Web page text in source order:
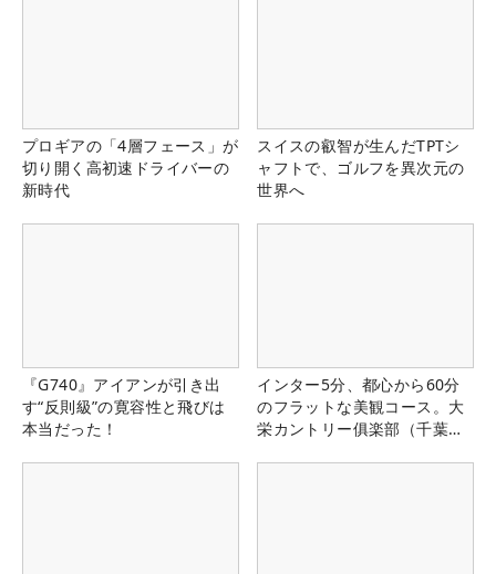
プロギアの「4層フェース」が
切り開く高初速ドライバーの
新時代
スイスの叡智が生んだTPTシ
ャフトで、ゴルフを異次元の
世界へ
『G740』アイアンが引き出
す“反則級”の寛容性と飛びは
本当だった！
インター5分、都心から60分
のフラットな美観コース。大
栄カントリー俱楽部（千葉